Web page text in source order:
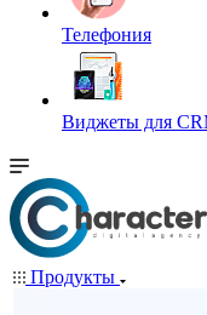
Телефония
Виджеты для
Продукты